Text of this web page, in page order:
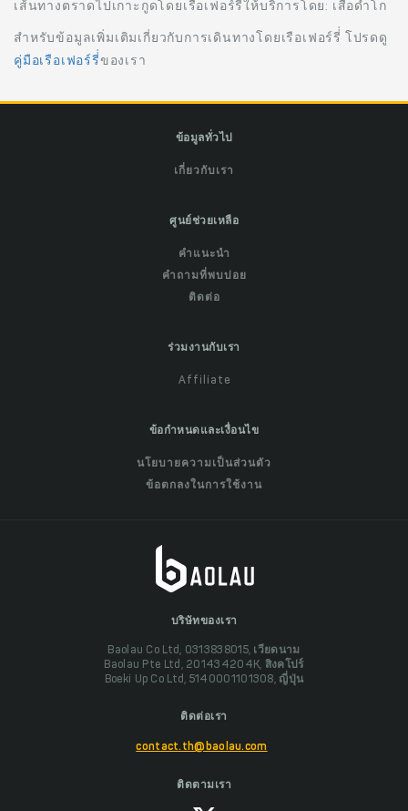
เส้นทางตราดไปเกาะกูดโดยเรือเฟอร์รี่่ให้บริการโดย: เสือดำโก
สำหรับข้อมูลเพิ่มเติมเกี่ยวกับการเดินทางโดยเรือเฟอร์รี่่ โปรดดู
คู่มือเรือเฟอร์รี่่ของเรา
ข้อมูลทั่วไป
เกี่ยวกับเรา
ศูนย์ช่วยเหลือ
คำแนะนำ
คำถามที่พบบ่อย
ติดต่อ
ร่วมงานกับเรา
Affiliate
ข้อกำหนดและเงื่อนไข
นโยบายความเป็นส่วนตัว
ข้อตกลงในการใช้งาน
บริษัทของเรา
Baolau Co Ltd, 0313838015, เวียดนาม
Baolau Pte Ltd, 201434204K, สิงคโปร์
Boeki Up Co Ltd, 5140001101308, ญี่ปุ่น
ติดต่อเรา
contact.th@baolau.com
ติดตามเรา